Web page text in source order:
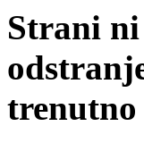
Strani
trenutno